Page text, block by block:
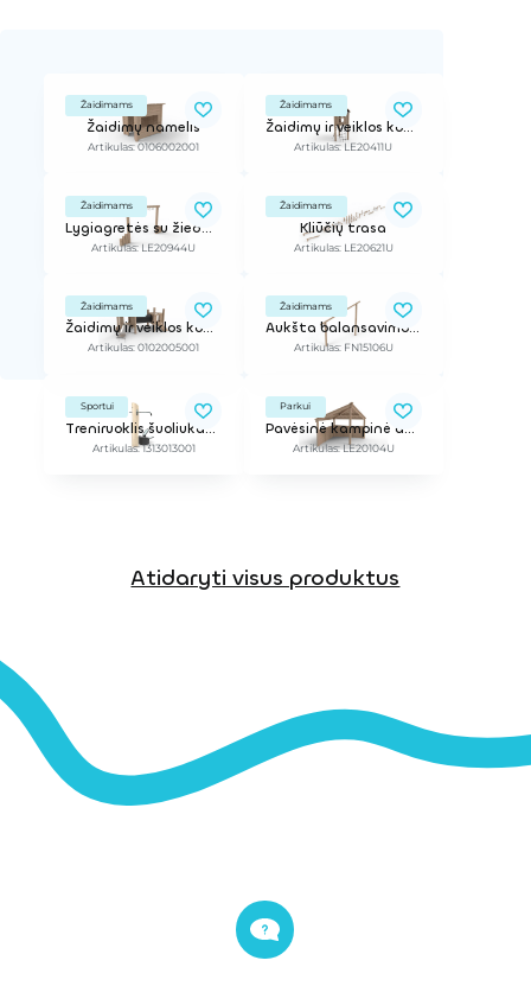
Žaidimams
Žaidimų namelis
Artikulas: 0106002001
Žaidimams
Žaidimų ir veiklos kompleksas
Artikulas: LE20411U
Žaidimams
Lygiagretės su žiedais laikymuisi
Artikulas: LE20944U
Žaidimams
Kliūčių trasa
Artikulas: LE20621U
Žaidimams
Žaidimų ir veiklos kompleksas
Artikulas: 0102005001
Žaidimams
Aukšta balansavimo sija iš Robinia medienos
Artikulas: FN15106U
Sportui
Treniruoklis šuoliukams
Artikulas: 1313013001
Parkui
Pavėsinė kampinė aukštu stogu
Artikulas: LE20104U
Atidaryti visus produktus